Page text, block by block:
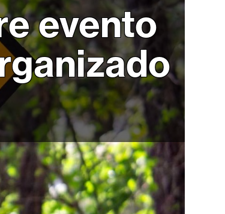
evento